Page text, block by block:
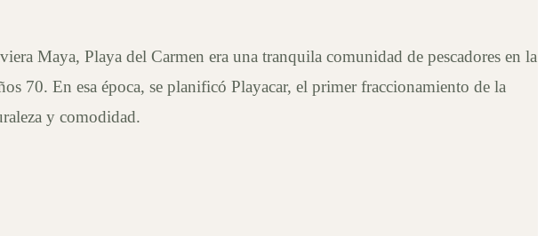
de
Maya, Playa del Carmen era una tranquila comunidad de pescadores en la
70. En esa época, se planificó Playacar, el primer fraccionamiento de la
y comodidad.